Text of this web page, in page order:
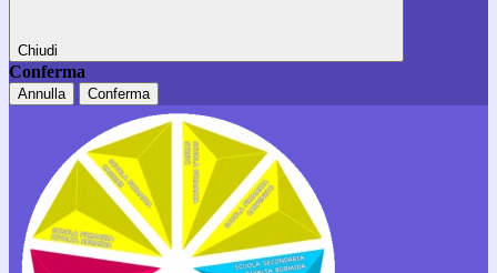
Chiudi
Conferma
Annulla Conferma